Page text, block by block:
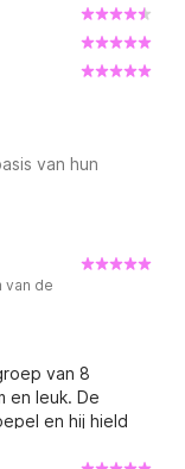
van hun
van de
van 8
en leuk. De
en hij hield